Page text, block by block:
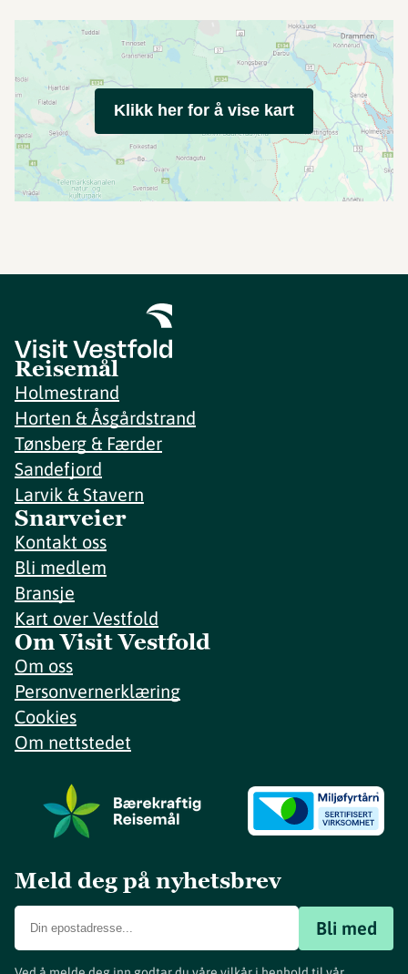
Klikk her for å vise kart
Reisemål
Holmestrand
Horten & Åsgårdstrand
Tønsberg & Færder
Sandefjord
Larvik & Stavern
Snarveier
Kontakt oss
Bli medlem
Bransje
Kart over Vestfold
Om Visit Vestfold
Om oss
Personvernerklæring
Cookies
Om nettstedet
Meld deg på nyhetsbrev
Bli med